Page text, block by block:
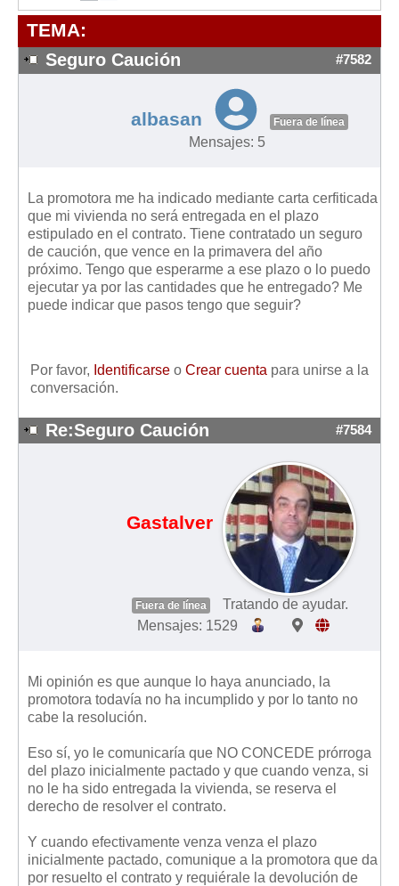
Requerimientos y comunicaciones
Formularios sobre Propiedad Horizontal
Modelos de Acta de Junta de Propietarios
Requerimientos y comunicaciones
Legislación sobre Arrendamientos Urbanos
Legislación sobre la Comunidad de Propietarios
Legislación sobre Adquisición de Vivienda en Propiedad
Legislación de interés práctico
Diccionario
Entrar / Salir
TEMA:
Seguro Caución #7582
albasan Fuera de línea
Mensajes: 5
La promotora me ha indicado mediante carta cerfiticada
que mi vivienda no será entregada en el plazo
estipulado en el contrato. Tiene contratado un seguro
de caución, que vence en la primavera del año
próximo. Tengo que esperarme a ese plazo o lo puedo
ejecutar ya por las cantidades que he entregado? Me
puede indicar que pasos tengo que seguir?
Por favor, Identificarse o Crear cuenta para unirse a la
conversación.
Re:Seguro Caución #7584
Gastalver
Fuera de línea
Tratando de ayudar.
Mensajes: 1529
Mi opinión es que aunque lo haya anunciado, la
promotora todavía no ha incumplido y por lo tanto no
cabe la resolución.
Eso sí, yo le comunicaría que NO CONCEDE prórroga
del plazo inicialmente pactado y que cuando venza, si
no le ha sido entregada la vivienda, se reserva el
derecho de resolver el contrato.
Y cuando efectivamente venza venza el plazo
inicialmente pactado, comunique a la promotora que da
por resuelto el contrato y requiérale la devolución de